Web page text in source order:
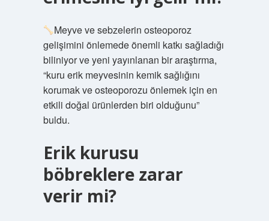
Meyve ve sebzelerin osteoporoz
gelişimini önlemede önemli katkı sağladığı
biliniyor ve yeni yayınlanan bir araştırma,
“kuru erik meyvesinin kemik sağlığını
korumak ve osteoporozu önlemek için en
etkili doğal ürünlerden biri olduğunu”
buldu.
Erik kurusu
böbreklere zarar
verir mi?